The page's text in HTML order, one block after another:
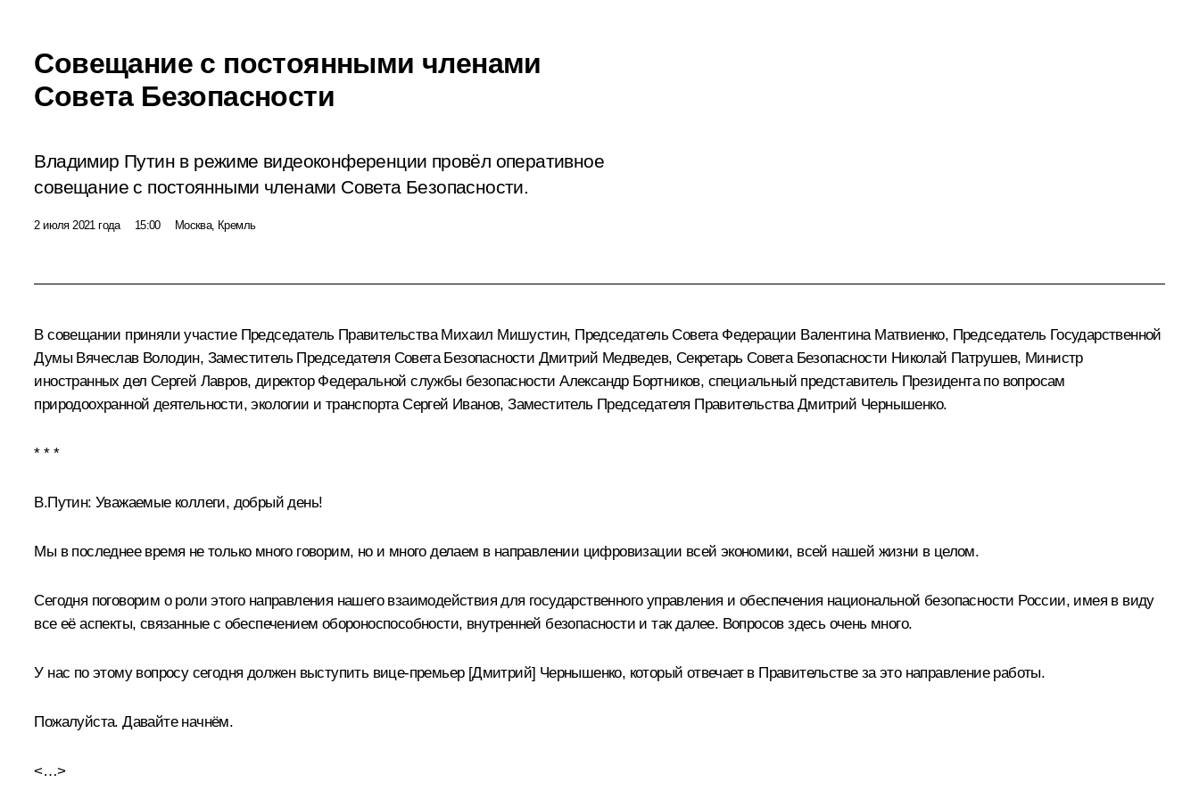
Совещание с постоянными членами
Совета Безопасности
Владимир Путин в режиме видеоконференции провёл оперативное
совещание с постоянными членами Совета Безопасности.
2 июля 2021 года 15:00 Москва, Кремль
В совещании приняли участие Председатель Правительства Михаил Мишустин, Председатель Совета Федерации Валентина Матвиенко, Председатель Государственной
Думы Вячеслав Володин, Заместитель Председателя Совета Безопасности Дмитрий Медведев, Секретарь Совета Безопасности Николай Патрушев, Министр
иностранных дел Сергей Лавров, директор Федеральной службы безопасностиАлександр Бортников, специальный представитель Президента по вопросам
природоохранной деятельности, экологии и транспортаСергей Иванов, Заместитель Председателя Правительства Дмитрий Чернышенко.
* * *
В.Путин: Уважаемые коллеги, добрый день!
Мы в последнее время не только много говорим, но и много делаем в направлении цифровизации всей экономики, всей нашей жизни в целом.
Сегодня поговорим о роли этого направления нашего взаимодействия для государственного управления и обеспечения национальной безопасности России, имея в виду
все её аспекты, связанные с обеспечением обороноспособности, внутренней безопасности и так далее. Вопросов здесь очень много.
У нас по этому вопросу сегодня должен выступить вице-премьер [Дмитрий] Чернышенко, который отвечает в Правительстве за это направление работы.
Пожалуйста. Давайте начнём.
<…>